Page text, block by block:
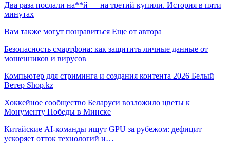
Два раза послали на**й — на третий купили. История в пяти
минутах
Вам также могут понравиться Еще от автора
Безопасность смартфона: как защитить личные данные от
мошенников и вирусов
Компьютер для стриминга и создания контента 2026 Белый
Ветер Shop.kz
Хоккейное сообщество Беларуси возложило цветы к
Монументу Победы в Минске
Китайские AI-команды ищут GPU за рубежом: дефицит
ускоряет отток технологий и…